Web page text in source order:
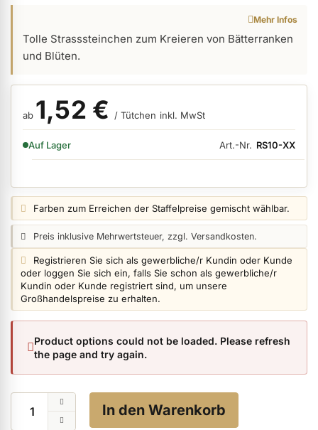
Nagellack & Flüssigkeiten anzeigen
Hygiene anzeigen
Skintrix anzeigen
Hand- & Körperpflege anzeigen
Mehr Infos
Tolle Strasssteinchen zum Kreieren von Bätterranken
und Blüten.
ab 1,52 € / Tütchen inkl. MwSt
VERFÜGBARKEIT:
Auf Lager Art.-Nr. RS10-XX
Preisangabe:
Farben zum Erreichen der Staffelpreise gemischt wählbar.
Preisangabe:
Preis inklusive Mehrwertsteuer, zzgl. Versandkosten.
Login info:
Registrieren Sie sich als gewerbliche/r Kundin oder Kunde
oder loggen Sie sich ein, falls Sie schon als gewerbliche/r
Kundin oder Kunde registriert sind, um unsere
Großhandelspreise zu erhalten.
Product options could not be loaded. Please refresh
the page and try again.
In den Warenkorb